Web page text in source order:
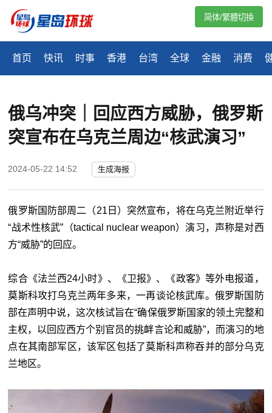
首页 快讯 时事 香港 台湾 全球 金融 消费
简体/繁體切換
俄乌冲突｜回应西方威胁，俄罗斯
突宣布在乌克兰周边“核武演习”
2024-05-22 14:52 生成海报
俄罗斯国防部周二（21日）突然宣布，将在乌克兰附近举行
“战术性核武”（tactical nuclear weapon）演习，声称是对西
方“威胁”的回应。
综合《法兰西24小时》、《卫报》、《政客》等外电报道，
莫斯科攻打乌克兰两年多来，一再谈论核武库。俄罗斯国防
部在声明中说，这次核试旨在“确保俄罗斯国家的领土完整和
主权，以回应西方个别官员的挑衅言论和威胁”，而演习的地
点在其南部军区，该军区包括了莫斯科声称吞并的部分乌克
兰地区。